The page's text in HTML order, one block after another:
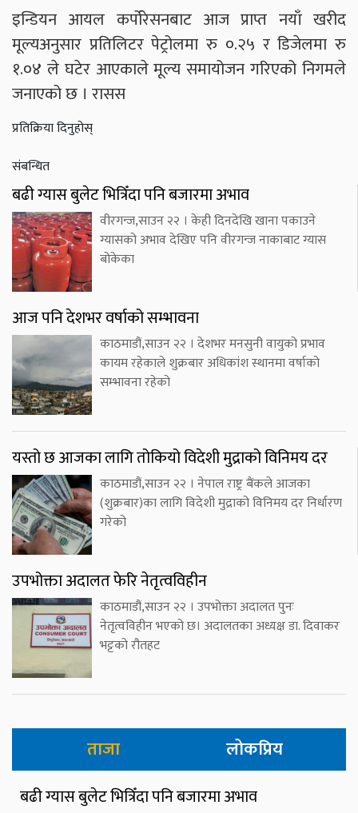
इन्डियन आयल कर्पोरेसनबाट आज प्राप्त नयाँ खरीद
मूल्यअनुसार प्रतिलिटर पेट्रोलमा रु ०.२५ र डिजेलमा रु
१.०४ ले घटेर आएकाले मूल्य समायोजन गरिएको निगमले
जनाएको छ । रासस
प्रतिक्रिया दिनुहोस्
संबन्धित
बढी ग्यास बुलेट भित्रिँदा पनि बजारमा अभाव
वीरगन्ज,साउन २२ । केही दिनदेखि खाना पकाउने
ग्यासको अभाव देखिए पनि वीरगन्ज नाकाबाट ग्यास
बोकेका
आज पनि देशभर वर्षाको सम्भावना
काठमाडौं,साउन २२ । देशभर मनसुनी वायुको प्रभाव
कायम रहेकाले शुक्रबार अधिकांश स्थानमा वर्षाको
सम्भावना रहेको
यस्तो छ आजका लागि तोकियो विदेशी मुद्राको विनिमय दर
काठमाडौं,साउन २२ । नेपाल राष्ट्र बैंकले आजका
(शुक्रबार)का लागि विदेशी मुद्राको विनिमय दर निर्धारण
गरेको
उपभोक्ता अदालत फेरि नेतृत्वविहीन
काठमाडौं,साउन २२ । उपभोक्ता अदालत पुनः
नेतृत्वविहीन भएको छ। अदालतका अध्यक्ष डा. दिवाकर
भट्टको रौतहट
ताजा लोकप्रिय
बढी ग्यास बुलेट भित्रिँदा पनि बजारमा अभाव